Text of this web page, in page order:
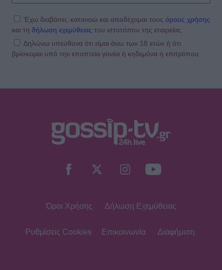
Έχω διαβάσει, κατανοώ και αποδέχομαι τους όρους χρήσης
και τη δήλωση εχεμύθειας του ιστοτόπου της εταιρείας
Δηλώνω υπεύθυνα ότι είμαι άνω των 18 ετών ή ότι
βρίσκομαι υπό την εποπτεία γονέα ή κηδεμόνα ή επιτρόπου
Όροι Χρήσης Δήλωση Εχεμύθειας
Ρυθμίσεις Cookies Επικοινωνία Διαφήμιση